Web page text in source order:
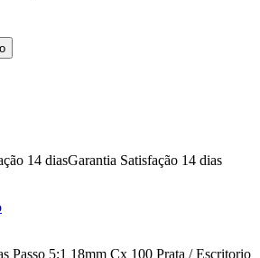
Garantia Satisfação 14 dias
Passo 5:1 18mm Cx 100 Prata / Escritorio